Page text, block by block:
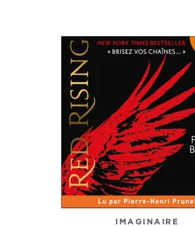
IMAGINAIRE